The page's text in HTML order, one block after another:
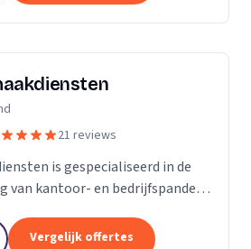
21 reviews
is gespecialiseerd in de
van kantoor- en bedrijfspanden
gevelreiniging. Maar met...
Vergelijk offertes